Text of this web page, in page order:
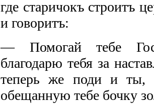
где старичокъ строитъ
и говоритъ:
— Помогай тебе
благодарю тебя за
теперь же поди иты,
обещанную тебе бочку